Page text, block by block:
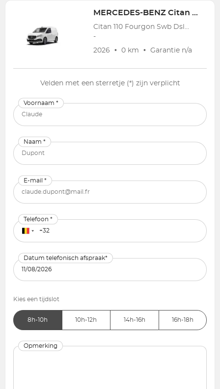
MERCEDES-BENZ Citan 110 Fourgon Swb Dsl
Citan 110 Fourgon Swb Dsl Citan 1.4 CDI 110 A1 Pro S/S Aut.
-
2026 • 0 km • Garantie n/a
Velden met een sterretje (*) zijn verplicht
Voornaam *
Naam *
E-mail *
Telefoon *
Datum telefonisch afspraak*
Kies een tijdslot
8h-10h 10h-12h 14h-16h 16h-18h
Opmerking